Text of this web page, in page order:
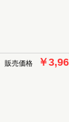
販売価格 ￥